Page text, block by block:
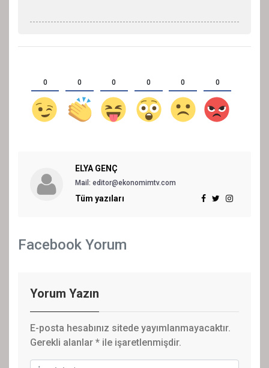
0 0 0 0 0 0
ELYA GENÇ
Mail: editor@ekonomimtv.com
Tüm yazıları
Facebook Yorum
Yorum Yazın
E-posta hesabınız sitede yayımlanmayacaktır.
Gerekli alanlar * ile işaretlenmişdir.